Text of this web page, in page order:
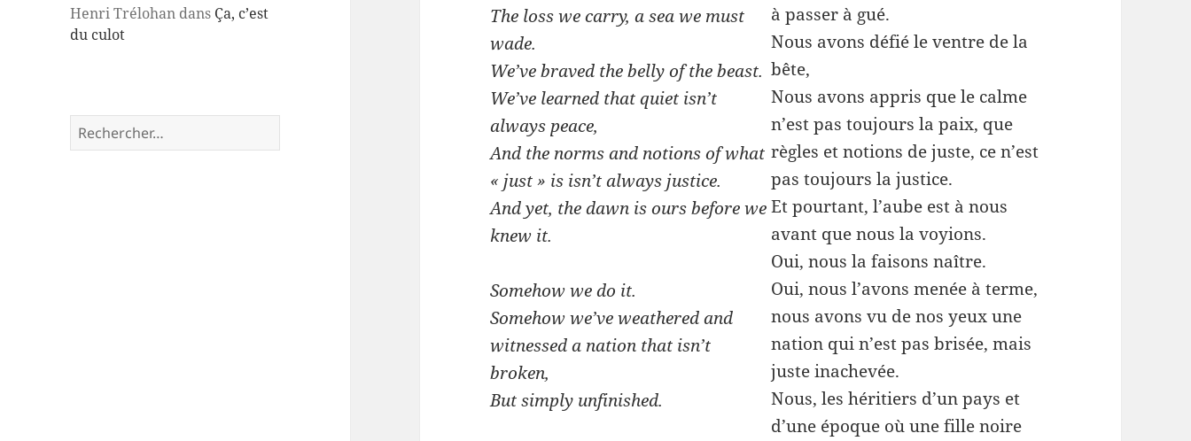
Henri Trélohan dans Ça, c’est
du culot
Rechercher :
The loss we carry, a sea we must
wade.
We’ve braved the belly of the beast.
We’ve learned that quiet isn’t
always peace,
And the norms and notions of what
« just » is isn’t always justice.
And yet, the dawn is ours before we
knew it.
Somehow we do it.
Somehow we’ve weathered and
witnessed a nation that isn’t
broken,
But simply unfinished.
à passer à gué.
Nous avons défié le ventre de la
bête,
Nous avons appris que le calme
n’est pas toujours la paix, que
règles et notions de juste, ce n’est
pas toujours la justice.
Et pourtant, l’aube est à nous
avant que nous la voyions.
Oui, nous la faisons naître.
Oui, nous l’avons menée à terme,
nous avons vu de nos yeux une
nation qui n’est pas brisée, mais
juste inachevée.
Nous, les héritiers d’un pays et
d’une époque où une fille noire